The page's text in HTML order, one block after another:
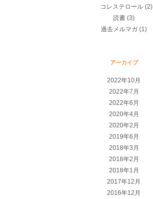
コレステロール (2)
読書 (3)
過去メルマガ (1)
アーカイブ
2022年10月
2022年7月
2022年6月
2020年4月
2020年2月
2019年6月
2018年3月
2018年2月
2018年1月
2017年12月
2016年12月